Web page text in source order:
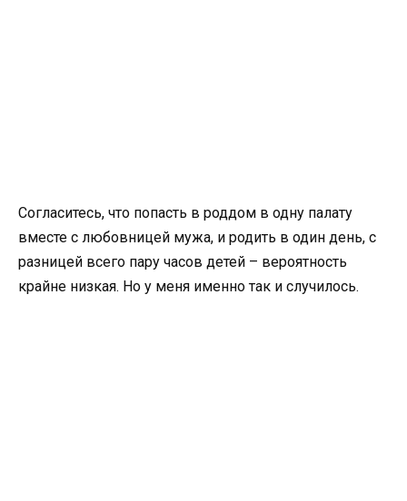
Согласитесь, что попасть в роддом в одну палату
вместе с любовницей мужа, и родить в один день, с
разницей всего пару часов детей – вероятность
крайне низкая. Но у меня именно так и случилось.